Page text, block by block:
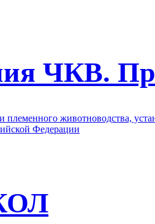
ЧКВ.
племенного животноводства,
Федерации